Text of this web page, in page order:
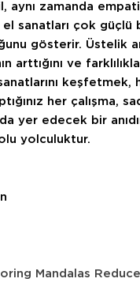
aynı zamanda
sanatları çok güçlü
gösterir. Üstelik
arttığını ve
keşfetmek,
her çalışma,
yer edecek bir
yolculuktur.
Mandalas